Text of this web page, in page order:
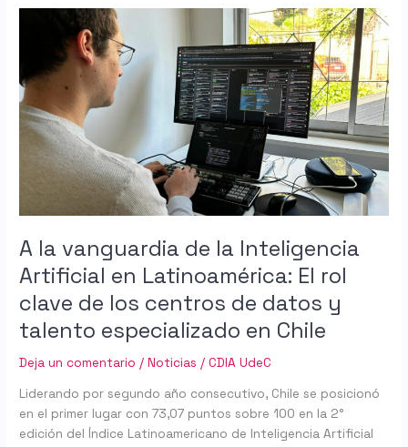
A la vanguardia de la Inteligencia
Artificial en Latinoamérica: El rol
clave de los centros de datos y
talento especializado en Chile
Deja un comentario /Noticias /CDIA UdeC
Liderando por segundo año consecutivo, Chile se posicionó
en el primer lugar con 73,07 puntos sobre 100 en la 2°
edición del Índice Latinoamericano de Inteligencia Artificial
vanguardia
de
la
Inteligencia
Artificial
Latinoamérica:
rol
clave
de
los
centros
datos
y
especializado
en
Chile